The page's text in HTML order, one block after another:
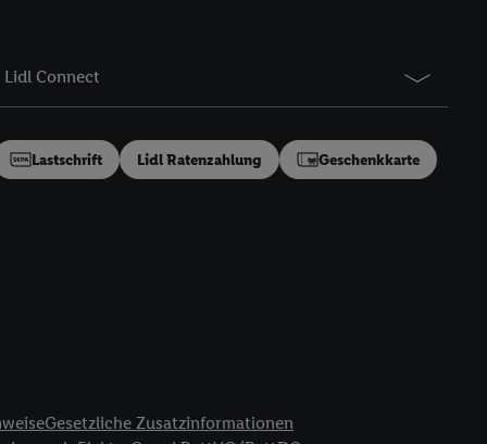
Lidl Connect
Lastschrift Lidl Ratenzahlung Geschenkkarte
Gesetzliche Zusatzinformationen
generell zu
sämtlicher
Ihre Einwilligung
gilt auch für die
Quellen,
Informationen,
von oder